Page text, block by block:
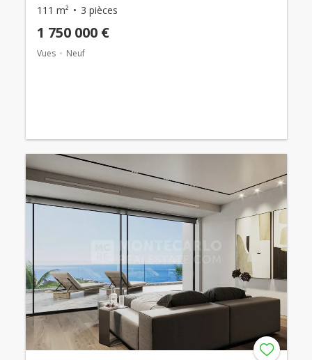
111 m² 3 pièces
1 750 000 €
Vues Neuf